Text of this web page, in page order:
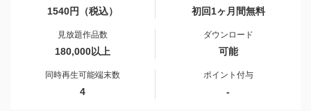
1540円（税込） 初回1ヶ月間無料
見放題作品数
180,000以上
ダウンロード
可能
同時再生可能端末数
4
ポイント付与
-